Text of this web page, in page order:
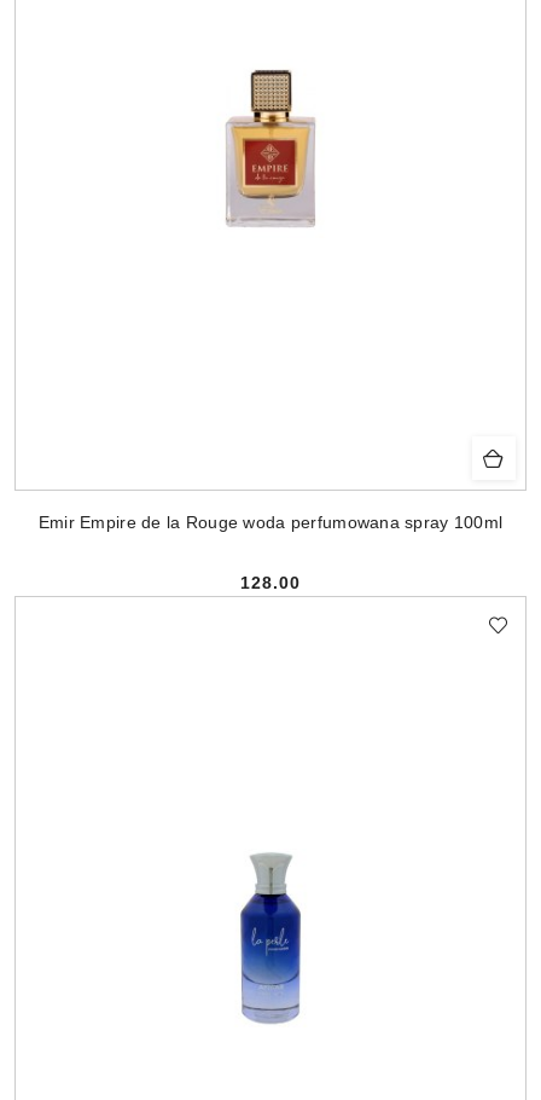
Emir Empire de la Rouge woda perfumowana spray 100ml
Cena:
128.00